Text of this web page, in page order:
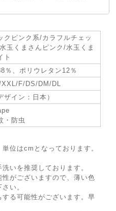
クピンク系/カラフルチェッ
玉くまさんピンク/水玉くま
ト
％、ポリウレタン12％
F/DS/DM/DL
ザイン：日本）
・防虫
位はcmとなっております。
いを推奨しております。
がございますので、薄い色
い。
る可能性がございます。早